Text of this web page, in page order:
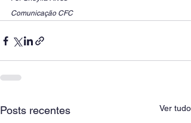
Comunicação CFC
Posts recentes Ver tudo